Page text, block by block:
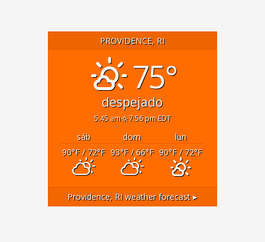
PROVIDENCE, RI
75°
despejado
5:45 am 7:56 pm EDT
sáb dom
lun
90°F/ 72°F 93°F/ 66°F 90°F/ 72°F
Providence, RI weather forecast ▸